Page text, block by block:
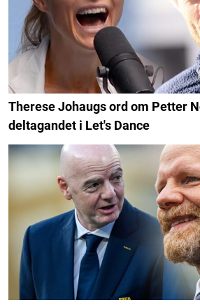
Therese Johaugs ord om Petter
deltagandet i Let's Dance